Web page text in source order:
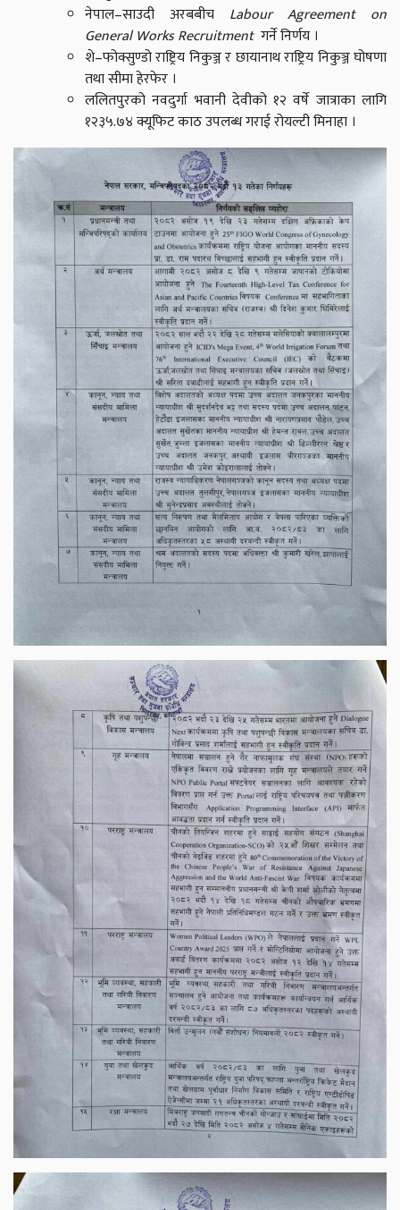
नेपाल–साउदी अरबबीच Labour Agreement on
General Works Recruitmentगर्ने निर्णय ।
शे–फोक्सुण्डो राष्ट्रिय निकुञ्ज र छायानाथ राष्ट्रिय निकुञ्ज घोषणा
तथा सीमा हेरफेर ।
ललितपुरको नवदुर्गा भवानी देवीको १२ वर्षे जात्राका लागि
१२३५.७४ क्यूफिट काठ उपलब्ध गराई रोयल्टी मिनाहा ।